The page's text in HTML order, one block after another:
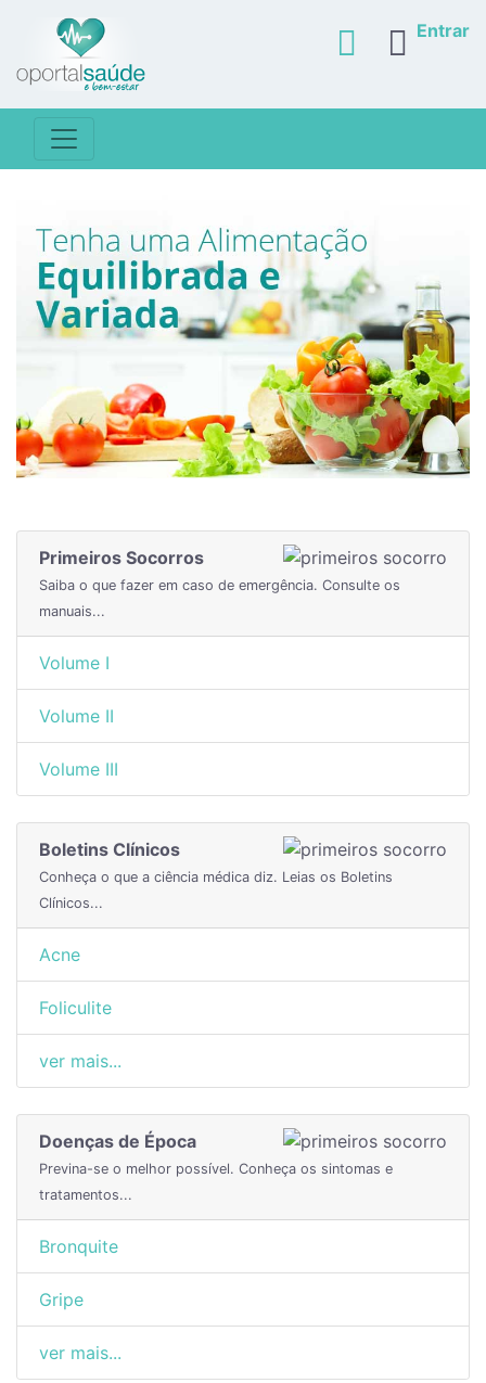
Entrar
Primeiros Socorros
Saiba o que fazer em caso de emergência. Consulte os
manuais...
Volume I
Volume II
Volume III
Boletins Clínicos
Conheça o que a ciência médica diz. Leias os Boletins
Clínicos...
Acne
Foliculite
ver mais...
Doenças de Época
Previna-se o melhor possível. Conheça os sintomas e
tratamentos...
Bronquite
Gripe
ver mais...